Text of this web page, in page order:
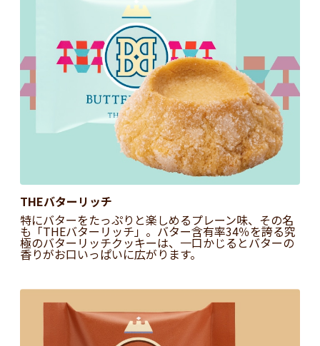
THEバターリッチ
特にバターをたっぷりと楽しめるプレーン味、その名
も「THEバターリッチ」。バター含有率34％を誇る究
極のバターリッチクッキーは、一口かじるとバターの
香りがお口いっぱいに広がります。